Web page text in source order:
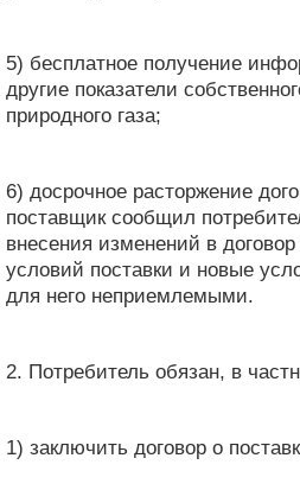
5) бесплатное получение
другие показатели
природного газа;
6) досрочное расторжение
поставщик сообщил
внесения изменений в договор
условий поставки и новые
для него неприемлемыми.
2. Потребитель обязан, в
1) заключить договор о